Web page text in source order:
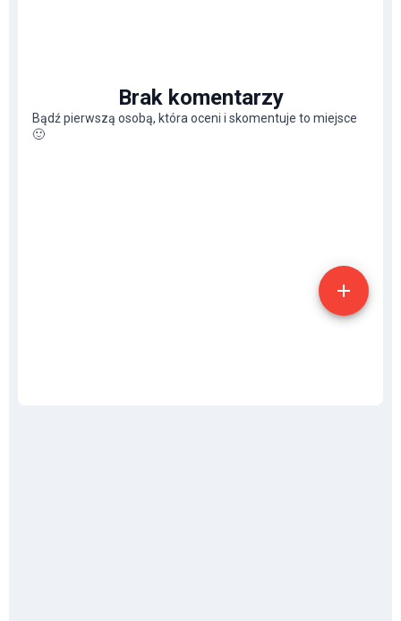
Brak komentarzy
Bądź pierwszą osobą, która oceni i skomentuje to miejsce
🙂